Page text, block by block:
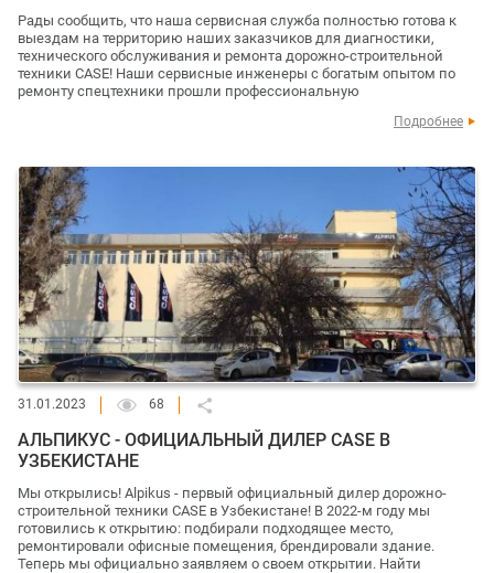
Рады сообщить, что наша сервисная служба полностью готова к
выездам на территорию наших заказчиков для диагностики,
технического обслуживания и ремонта дорожно-строительной
техники CASE! Наши сервисные инженеры с богатым опытом по
ремонту спецтехники прошли профессиональную
Подробнее
31.01.2023 68
АЛЬПИКУС - ОФИЦИАЛЬНЫЙ ДИЛЕР CASE В
УЗБЕКИСТАНЕ
Мы открылись! Alpikus - первый официальный дилер дорожно-
строительной техники CASE в Узбекистане! В 2022-м году мы
готовились к открытию: подбирали подходящее место,
ремонтировали офисные помещения, брендировали здание.
Теперь мы официально заявляем о своем открытии. Найти